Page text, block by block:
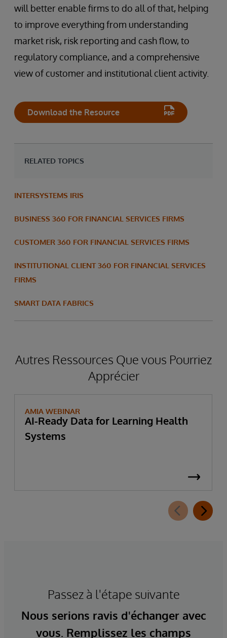
will better enable firms to do all of that, helping
to improve everything from understanding
market risk, risk reporting and cash flow, to
regulatory compliance, and a comprehensive
view of customer and institutional client activity.
Download the Resource
RELATED TOPICS
INTERSYSTEMS IRIS
BUSINESS 360 FOR FINANCIAL SERVICES FIRMS
CUSTOMER 360 FOR FINANCIAL SERVICES FIRMS
INSTITUTIONAL CLIENT 360 FOR FINANCIAL SERVICES
FIRMS
SMART DATA FABRICS
Autres Ressources Que vous Pourriez
Apprécier
AMIA WEBINAR
AI-Ready Data for Learning Health
Systems
Passez à l'étape suivante
Nous serions ravis d'échanger avec
vous. Remplissez les champs